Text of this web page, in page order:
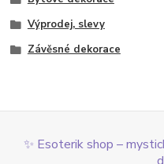
Výprodej, slevy
Závěsné dekorace
✨ Esoterik shop –